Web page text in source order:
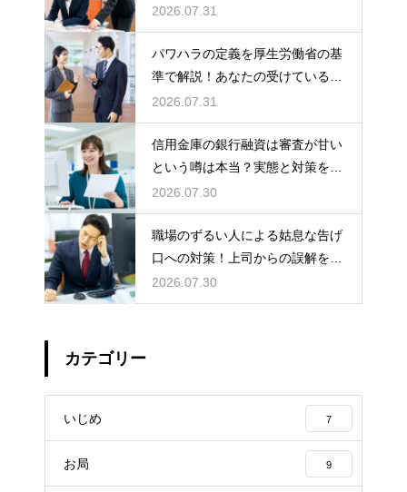
の知識
2026.07.31
パワハラの定義を厚生労働省の基
準で解説！あなたの受けている行
為は該当する？
2026.07.31
信用金庫の銀行融資は審査が甘い
という噂は本当？実態と対策を徹
底解説
2026.07.30
職場のずるい人による姑息な告げ
口への対策！上司からの誤解を解
いて自分の身の潔白を証明する手
順
2026.07.30
カテゴリー
いじめ 7
お局 9